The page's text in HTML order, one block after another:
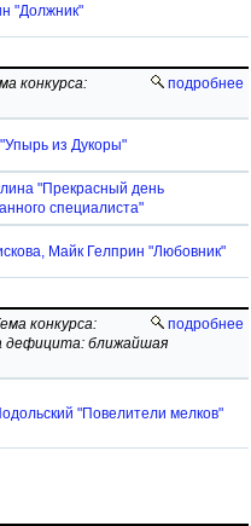
"Должник"
подробнее
конкурса:
из Дукоры"
"Прекрасный день
специалиста"
Майк Гелприн "Любовник"
подробнее
конкурса:
дефицита: ближайшая
"Повелители мелков"